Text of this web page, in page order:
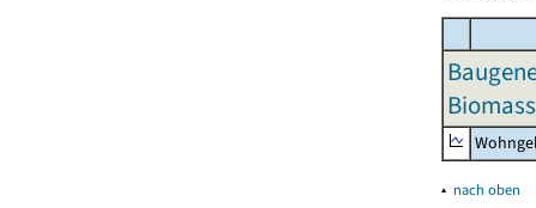
▴ nach oben